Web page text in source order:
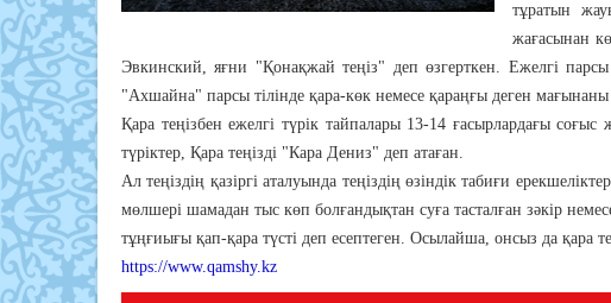
тұратын
жағасынан
Эвкинский, яғни "Қонақжай теңіз" деп өзгерткен. Ежелгі парсы
"Ахшайна" парсы тілінде қара-көк немесе қараңғы деген мағынаны
Қара теңізбен ежелгі түрік тайпалары 13-14 ғасырлардағы
түріктер, Қара теңізді "Кара Дениз" деп атаған.
Ал теңіздің қазіргі аталуында теңіздің өзіндік табиғи
мөлшері шамадан тыс көп болғандықтан суға тасталған зәкір
тұңғиығы қап-қара түсті деп есептеген. Осылайша, онсыз да қара
https://www.qamshy.kz